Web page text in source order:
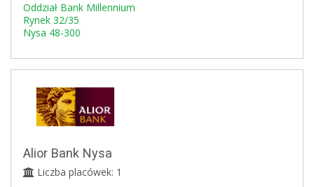
Oddział Bank Millennium
Rynek 32/35
Nysa 48-300
Alior Bank Nysa
Liczba placówek: 1